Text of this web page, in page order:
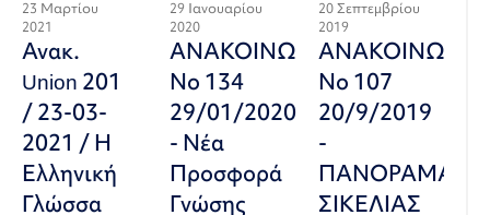
23 Μαρτίου
2021
Ανακ.
Union 201
/ 23-03-
2021 / Η
Ελληνική
Γλώσσα
29 Ιανουαρίου
2020
ΑΝΑΚΟΙΝΩΣΗ
Νο 134
29/01/2020
- Νέα
Προσφορά
Γνώσης
20 Σεπτεμβρίου
2019
ΑΝΑΚΟΙΝΩΣΗ
Νο 107
20/9/2019
-
ΠΑΝΟΡΑΜΑ
ΣΙΚΕΛΙΑΣ